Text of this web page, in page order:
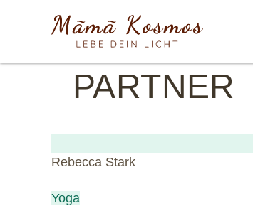
PARTNER
Rebecca Stark
Yoga